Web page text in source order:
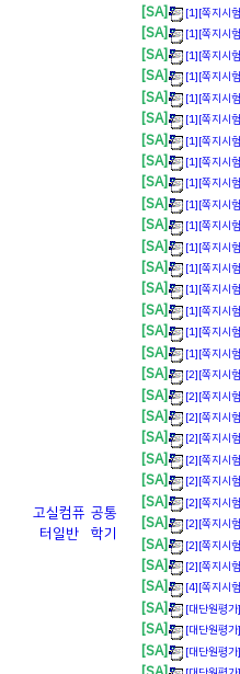
고실컴퓨
터일반
공통
학기
[SA]
[1][쪽지시
[SA] [1][쪽지시
[SA] [1][쪽지시
[SA] [1][쪽지시
[SA] [1][쪽지시
[SA] [1][쪽지시
[SA] [1][쪽지시
[SA] [1][쪽지시
[SA] [1][쪽지시
[SA] [1][쪽지시
[SA] [1][쪽지시
[SA] [1][쪽지시
[SA] [1][쪽지시
[SA] [1][쪽지시
[SA] [1][쪽지시
[SA] [1][쪽지시
[SA] [1][쪽지시
[SA] [2][쪽지시
[SA] [2][쪽지시
[SA] [2][쪽지시
[SA] [2][쪽지시
[SA] [2][쪽지시
[SA] [2][쪽지시
[SA] [2][쪽지시
[SA] [2][쪽지시
[SA] [2][쪽지시
[SA] [2][쪽지시
[SA] [4][쪽지시
[SA] [대단원평
[SA] [대단원평
[SA] [대단원평